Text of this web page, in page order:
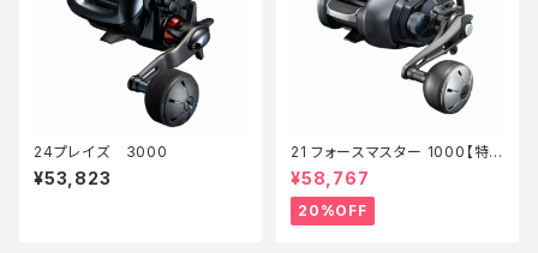
24プレイズ 3000
¥53,823
21 フォースマスター 1000【特
価リール】【20】
¥58,767
20%OFF